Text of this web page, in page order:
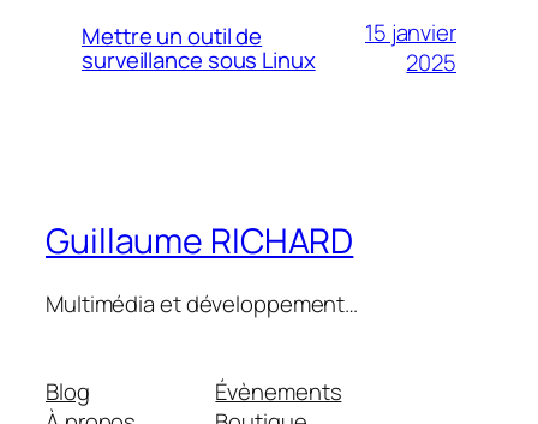
Mettre un outil de
surveillance sous Linux
15 janvier
2025
Guillaume RICHARD
Multimédia et développement…
Blog
Évènements